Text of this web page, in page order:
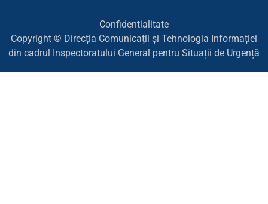
Confidentialitate
Copyright © Direcția Comunicații și Tehnologia Informației
din cadrul Inspectoratului General pentru Situații de Urgență